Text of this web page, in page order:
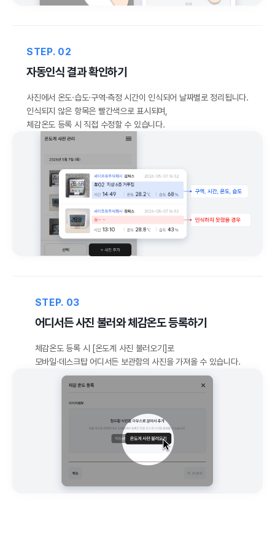
STEP. 02
자동인식 결과 확인하기
사진에서 온도·습도·구역·측정 시간이 인식되어 날짜별로 정리됩니다.
인식되지 않은 항목은 빨간색으로 표시되며,
체감온도 등록 시 직접 수정할 수 있습니다.
STEP. 03
어디서든 사진 불러와 체감온도 등록하기
체감온도 등록 시 [온도계 사진 불러오기]로
모바일·데스크탑 어디서든 보관함의 사진을 가져올 수 있습니다.